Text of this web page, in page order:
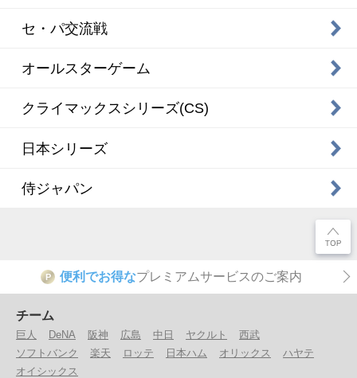
セ・パ交流戦
オールスターゲーム
クライマックスシリーズ(CS)
日本シリーズ
侍ジャパン
P 便利でお得なプレミアムサービスのご案内
チーム
巨人 DeNA 阪神 広島 中日 ヤクルト
西武
ソフトバンク
楽天 ロッテ 日本ハム オリックス
ハヤテ
オイシックス